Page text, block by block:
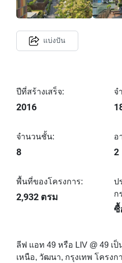
แบ่งปัน
ปีที่สร้างเสร็จ:
2016
จ
จำนวนชั้น:
8
อ
2
พื้นที่ของโครงการ:
2,932 ตรม
ป
ก
ซื้
ลีฟ แอท 49 หรือ LIV @ 49 เ
เหนือ, วัฒนา, กรุงเทพ โครงก